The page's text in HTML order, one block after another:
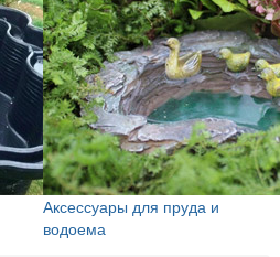
Аксессуары для пруда и
водоема